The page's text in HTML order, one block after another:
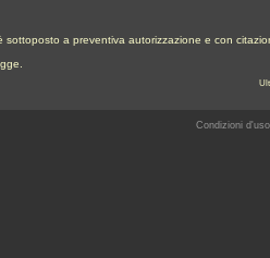
sottoposto a preventiva autorizzazione e con
Condizioni d'uso